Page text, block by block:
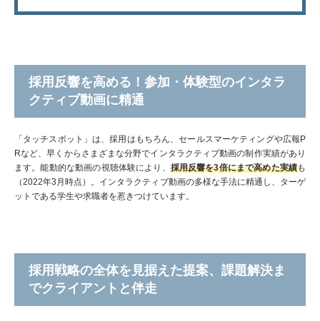
採用反響を高める！参加・体験型のインタラ
クティブ動画に精通
「タッチスポット」は、採用はもちろん、セールスマーケティングや広報P
Rなど、早くからさまざまな分野でインタラクティブ動画の制作実績があり
ます。能動的な動画の視聴体験により、 採用反響を3倍にまで高めた実績も
（2022年3月時点）。インタラクティブ動画の多様な手法に精通し、ターゲ
ットである学生や求職者を惹きつけています。
採用戦略の全体を見据えた提案、課題解決ま
でクライアントと伴走